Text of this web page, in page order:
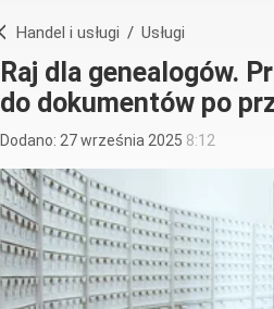
Handel i usługi / Usługi
Raj dla genealogów.
do dokumentów po
Dodano: 27września 2025 8:12